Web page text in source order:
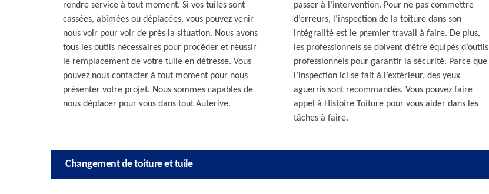
rendre service à tout moment. Si vos tuiles sont
cassées, abîmées ou déplacées, vous pouvez venir
nous voir pour voir de près la situation. Nous avons
tous les outils nécessaires pour procéder et réussir
le remplacement de votre tuile en détresse. Vous
pouvez nous contacter à tout moment pour nous
présenter votre projet. Nous sommes capables de
nous déplacer pour vous dans tout Auterive.
passer à l’intervention. Pour ne pas commettre
d’erreurs, l’inspection de la toiture dans son
intégralité est le premier travail à faire. De plus,
les professionnels se doivent d’être équipés d’outils
professionnels pour garantir la sécurité. Parce que
l’inspection ici se fait à l’extérieur, des yeux
aguerris sont recommandés. Vous pouvez faire
appel à Histoire Toiture pour vous aider dans les
tâches à faire.
Changement de toiture et tuile